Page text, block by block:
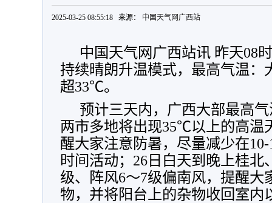
2025-03-25 08:55:18 来源： 中国天气网广西站
中国天气网广西站讯 昨天08
持续晴朗升温模式，最高气温：
超33℃。
预计三天内，广西大部最高
两市多地将出现35℃以上的高温
醒大家注意防暑，尽量减少在
时间活动； 26日白天到晚上桂北
级、阵风6～7级偏南风，提醒大
物，并将阳台上的杂物收回室内